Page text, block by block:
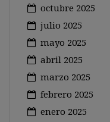
octubre 2025
julio 2025
mayo 2025
abril 2025
marzo 2025
febrero 2025
enero 2025